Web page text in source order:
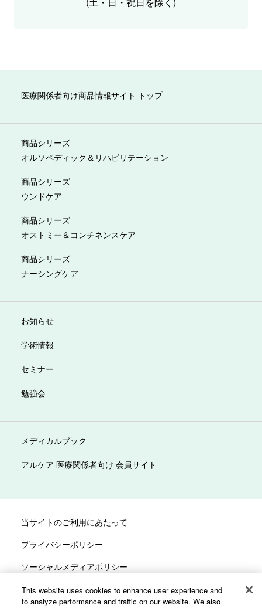
医療関係者向け商品情報サイト トップ
商品シリーズ
オルソペディック＆リハビリテーション
商品シリーズ
ウンドケア
商品シリーズ
オストミー＆コンチネンスケア
商品シリーズ
ナーシングケア
お知らせ
学術情報
セミナー
勉強会
メディカルブック
アルケア 医療関係者向け 会員サイト
当サイトのご利用にあたって
プライバシーポリシー
ソーシャルメディアポリシー
サイトマップ
This website uses cookies to enhance user experience and
to analyze performance and traffic on our website. We also